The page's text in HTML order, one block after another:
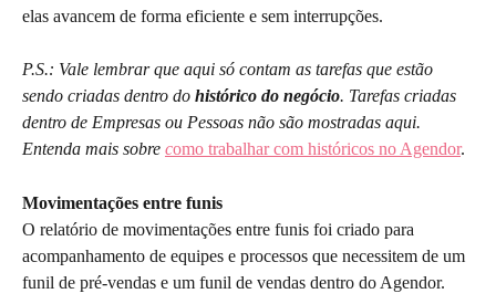
elas avancem de forma eficiente e sem interrupções.
P.S.: Vale lembrar que aqui só contam as tarefas que estão
sendo criadas dentro do histórico do negócio. Tarefas criadas
dentro de Empresas ou Pessoas não são mostradas aqui.
Entenda mais sobre como trabalhar com históricos no Agendor.
Movimentações entre funis
O relatório de movimentações entre funis foi criado para
acompanhamento de equipes e processos que necessitem de um
funil de pré-vendas e um funil de vendas dentro do Agendor.